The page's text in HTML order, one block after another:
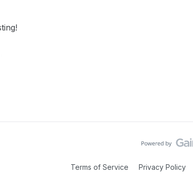
Terms of Service Privacy Policy